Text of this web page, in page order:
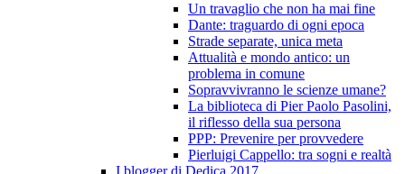
Un travaglio che non ha mai fine
Dante: traguardo di ogni epoca
Strade separate, unica meta
Attualità e mondo antico: un
problema in comune
Sopravvivranno le scienze umane?
La biblioteca di Pier Paolo Pasolini,
il riflesso della sua persona
PPP: Prevenire per provvedere
Pierluigi Cappello: tra sogni e realtà